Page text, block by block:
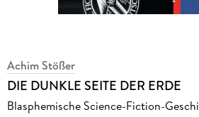
Achim Stößer
DIE DUNKLE SEITE DER ERDE
Blasphemische Science-Fiction-